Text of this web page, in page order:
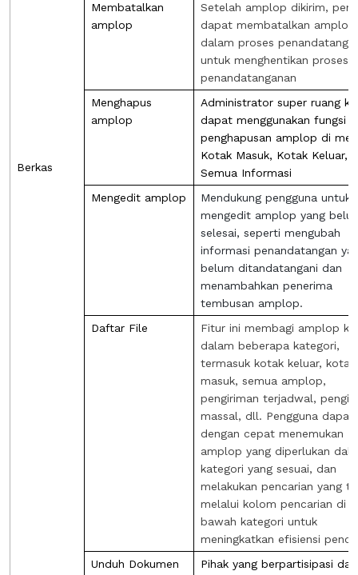
Berkas
Membatalkan
amplop
Setelah amplop dikirim,
dapat membatalkan amplop
dalam proses
untuk menghentikan proses
penandatanganan
Menghapus
amplop
Administrator super ruang
dapat menggunakan fungsi
penghapusan amplop di
Kotak Masuk, Kotak Keluar,
Semua Informasi
Mengedit amplop
Mendukung pengguna untuk
mengedit amplop yang
selesai, seperti mengubah
informasi penandatangan
belum ditandatangani dan
menambahkan penerima
tembusan amplop.
Daftar File
Fitur ini membagi amplop ke
dalam beberapa kategori,
termasuk kotak keluar, kotak
masuk, semua amplop,
pengiriman terjadwal,
massal, dll. Pengguna dapat
dengan cepat menemukan
amplop yang diperlukan
kategori yang sesuai, dan
melakukan pencarian yang
melalui kolom pencarian di
bawah kategori untuk
meningkatkan efisiensi
Unduh Dokumen
Pihak yang berpartisipasi